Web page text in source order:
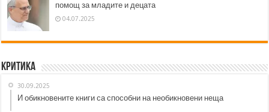
помощ за младите и децата
04.07.2025
Критика
30.09.2025
И обикновените книги са способни на необикновени неща